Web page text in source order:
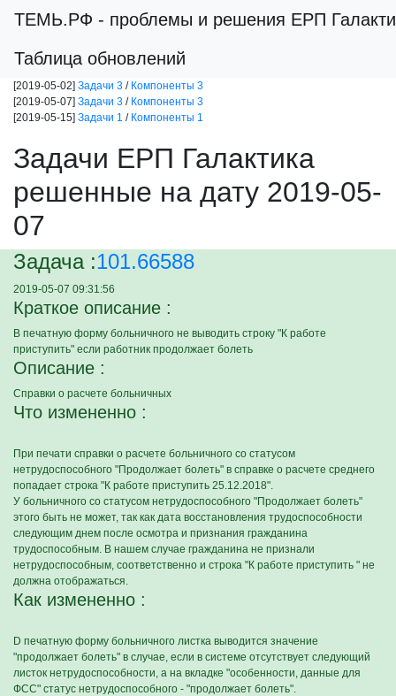
ТЕМЬ.РФ - проблемы и решения ЕРП
Таблица обновлений
[2019-05-02] Задачи 3 / Компоненты 3
[2019-05-07] Задачи 3 / Компоненты 3
[2019-05-15] Задачи 1 / Компоненты 1
Задачи ЕРП Галактика
решенные на дату 2019-05-
07
Задача :101.66588
2019-05-07 09:31:56
Краткое описание :
В печатную форму больничного не выводить строку "К работе
приступить" если работник продолжает болеть
Описание :
Справки о расчете больничных
Что измененно :
При печати справки о расчете больничного со статусом
нетрудоспособного "Продолжает болеть" в справке о расчете среднего
попадает строка "К работе приступить 25.12.2018".
У больничного со статусом нетрудоспособного "Продолжает болеть"
этого быть не может, так как дата восстановления трудоспособности
следующим днем после осмотра и признания гражданина
трудоспособным. В нашем случае гражданина не признали
нетрудоспособным, соответственно и строка "К работе приступить " не
должна отображаться.
Как измененно :
D печатную форму больничного листка выводится значение
"продолжает болеть" в случае, если в системе отсутствует следующий
листок нетрудоспособности, а на вкладке "особенности, данные для
ФСС" статус нетрудоспособного - "продолжает болеть".